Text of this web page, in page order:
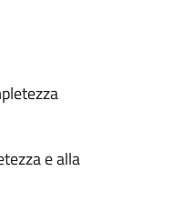
e alla